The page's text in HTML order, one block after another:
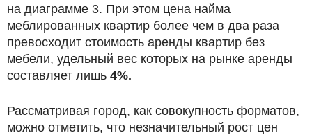
на диаграмме 3. При этом цена найма
меблированных квартир более чем в два раза
превосходит стоимость аренды квартир без
мебели, удельный вес которых на рынке аренды
составляет лишь 4%.
Рассматривая город, как совокупность форматов,
можно отметить, что незначительный рост цен